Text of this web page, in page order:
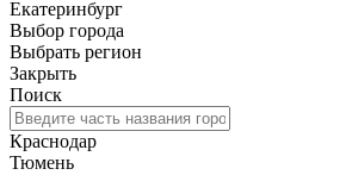
Екатеринбург
Выбор города
Выбрать регион
Закрыть
Поиск
Краснодар
Тюмень